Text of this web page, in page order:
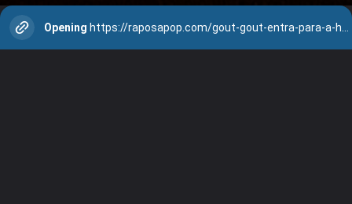
Opening